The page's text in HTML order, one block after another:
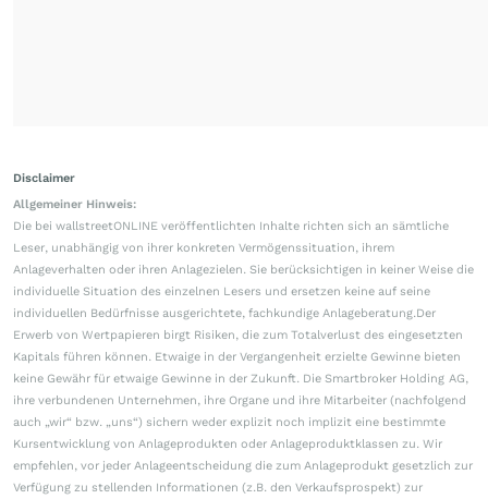
Disclaimer
Allgemeiner Hinweis:
Die bei wallstreetONLINE veröffentlichten Inhalte richten sich an sämtliche
Leser, unabhängig von ihrer konkreten Vermögenssituation, ihrem
Anlageverhalten oder ihren Anlagezielen. Sie berücksichtigen in keiner Weise die
individuelle Situation des einzelnen Lesers und ersetzen keine auf seine
individuellen Bedürfnisse ausgerichtete, fachkundige Anlageberatung.Der
Erwerb von Wertpapieren birgt Risiken, die zum Totalverlust des eingesetzten
Kapitals führen können. Etwaige in der Vergangenheit erzielte Gewinne bieten
keine Gewähr für etwaige Gewinne in der Zukunft. Die Smartbroker Holding AG,
ihre verbundenen Unternehmen, ihre Organe und ihre Mitarbeiter (nachfolgend
auch „wir“ bzw. „uns“) sichern weder explizit noch implizit eine bestimmte
Kursentwicklung von Anlageprodukten oder Anlageproduktklassen zu. Wir
empfehlen, vor jeder Anlageentscheidung die zum Anlageprodukt gesetzlich zur
Verfügung zu stellenden Informationen (z.B. den Verkaufsprospekt) zur